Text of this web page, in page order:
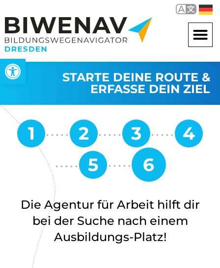
Werkzeugleiste öffnen
STARTE DEINE ROUTE &
ERFASSE DEIN ZIEL
Die Agentur für Arbeit hilft dir
bei der Suche nach einem
Ausbildungs-Platz!